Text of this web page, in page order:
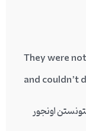
They were
and couldn’t
اونجور